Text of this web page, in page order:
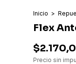
Inicio >
Flex
Precio sin